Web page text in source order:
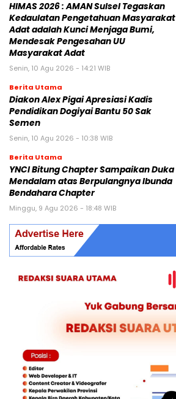
HIMAS 2026 : AMAN Sulsel Tegaskan
Kedaulatan Pengetahuan Masyarakat
Adat adalah Kunci Menjaga Bumi,
Mendesak Pengesahan UU
Masyarakat Adat
Senin, 10 Agu 2026 - 14:21 WIB
Berita Utama
Diakon Alex Pigai Apresiasi Kadis
Pendidikan Dogiyai Bantu 50 Sak
Semen
Senin, 10 Agu 2026 - 10:38 WIB
Berita Utama
YNCI Bitung Chapter Sampaikan Duka
Mendalam atas Berpulangnya Ibunda
Bendahara Chapter
Minggu, 9 Agu 2026 - 18:48 WIB